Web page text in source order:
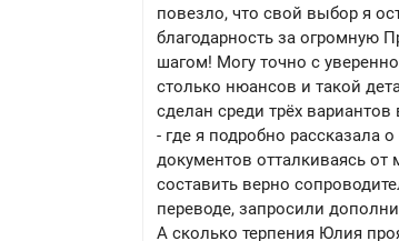
повезло, что свой выбор я
благодарность за огромную
шагом! Могу точно с
столько нюансов и такой
сделан среди трёх
- где я подробно рассказала
документов отталкиваясь
составить верно
переводе, запросили
А сколько терпения Юлия